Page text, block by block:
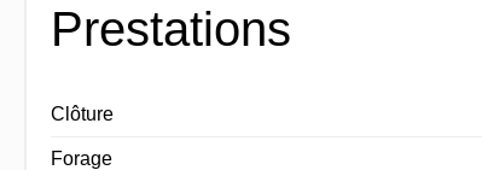
Prestations
Clôture
Forage